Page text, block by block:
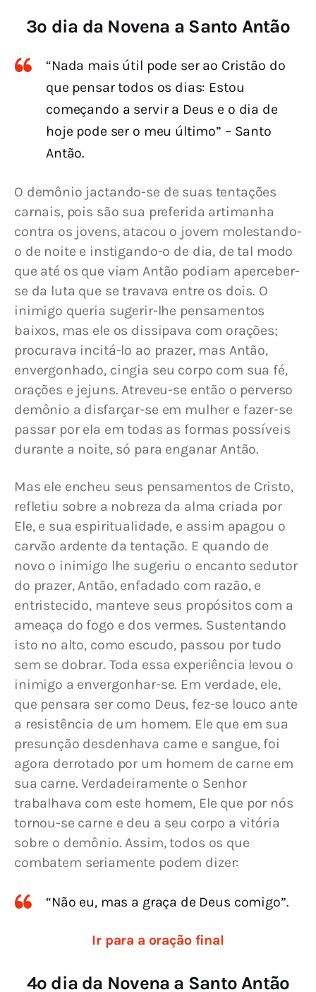
3º dia da Novena a Santo Antão
“Nada mais útil pode ser ao Cristão do
que pensar todos os dias: Estou
começando a servir a Deus e o dia de
hoje pode ser o meu último” – Santo
Antão.
O demônio jactando-se de suas tentações
carnais, pois são sua preferida artimanha
contra os jovens, atacou o jovem molestando-
o de noite e instigando-o de dia, de tal modo
que até os que viam Antão podiam aperceber-
se da luta que se travava entre os dois. O
inimigo queria sugerir-lhe pensamentos
baixos, mas ele os dissipava com orações;
procurava incitá-lo ao prazer, mas Antão,
envergonhado, cingia seu corpo com sua fé,
orações e jejuns. Atreveu-se então o perverso
demônio a disfarçar-se em mulher e fazer-se
passar por ela em todas as formas possíveis
durante a noite, só para enganar Antão.
Mas ele encheu seus pensamentos de Cristo,
refletiu sobre a nobreza da alma criada por
Ele, e sua espiritualidade, e assim apagou o
carvão ardente da tentação. E quando de
novo o inimigo lhe sugeriu o encanto sedutor
do prazer, Antão, enfadado com razão, e
entristecido, manteve seus propósitos com a
ameaça do fogo e dos vermes. Sustentando
isto no alto, como escudo, passou por tudo
sem se dobrar. Toda essa experiência levou o
inimigo a envergonhar-se. Em verdade, ele,
que pensara ser como Deus, fez-se louco ante
a resistência de um homem. Ele que em sua
presunção desdenhava carne e sangue, foi
agora derrotado por um homem de carne em
sua carne. Verdadeiramente o Senhor
trabalhava com este homem, Ele que por nós
tornou-se carne e deu a seu corpo a vitória
sobre o demônio. Assim, todos os que
combatem seriamente podem dizer:
“Não eu, mas a graça de Deus comigo”.
Ir para a oração final
4º dia da Novena a Santo Antão